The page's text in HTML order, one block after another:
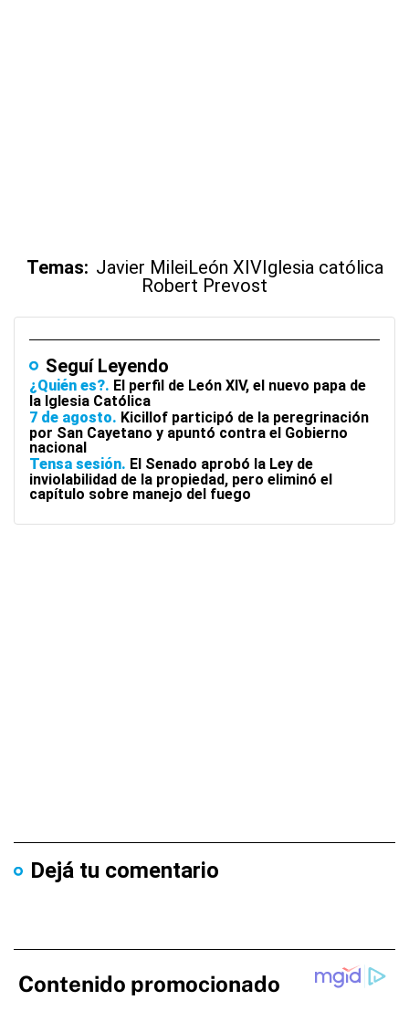
Temas: Javier MileiLeón XIVIglesia católica
Robert Prevost
Seguí Leyendo
¿Quién es? El perfil de León XIV, el nuevo papa de
la Iglesia Católica
7 de agosto Kicillof participó de la peregrinación
por San Cayetano y apuntó contra el Gobierno
nacional
Tensa sesión El Senado aprobó la Ley de
inviolabilidad de la propiedad, pero eliminó el
capítulo sobre manejo del fuego
Dejá tu comentario